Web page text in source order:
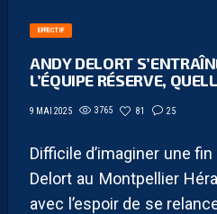
EFFECTIF
ANDY DELORT
L’ÉQUIPE RÉSERVE,
9 MAI 2025 3765 81 25
Difficile d’imaginer une
Delort au Montpellier
avec l’espoir de se